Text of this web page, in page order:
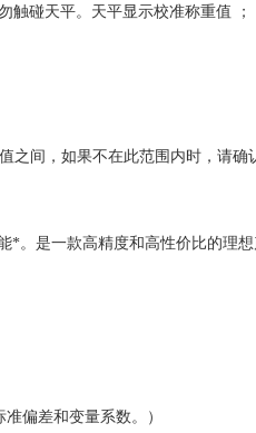
触碰天平。天平显示校准称重值 ；
之间，如果不在此范围内时，请确
*。 是一款高精度和高性价比的理想
偏差和变量系数。）